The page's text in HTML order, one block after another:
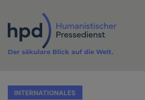
Inhalt
Der säkulare Blick auf die Welt.
INTERNATIONALES